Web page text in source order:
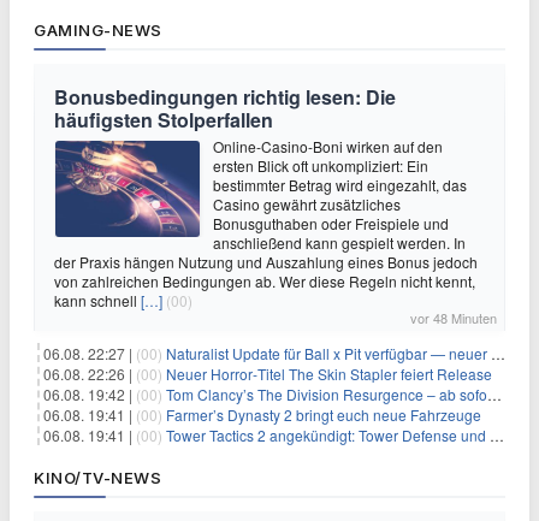
GAMING-NEWS
Bonusbedingungen richtig lesen: Die
häufigsten Stolperfallen
Online-Casino-Boni wirken auf den
ersten Blick oft unkompliziert: Ein
bestimmter Betrag wird eingezahlt, das
Casino gewährt zusätzliches
Bonusguthaben oder Freispiele und
anschließend kann gespielt werden. In
der Praxis hängen Nutzung und Auszahlung eines Bonus jedoch
von zahlreichen Bedingungen ab. Wer diese Regeln nicht kennt,
kann schnell […] (00)
vor 48 Minuten
06.08. 22:27 | (00) Naturalist Update für Ball x Pit verfügbar — neuer Content auf allen Plattformen
06.08. 22:26 | (00) Neuer Horror‑Titel The Skin Stapler feiert Release
06.08. 19:42 | (00) Tom Clancy’s The Division Resurgence – ab sofort für euch verfügbar
06.08. 19:41 | (00) Farmer’s Dynasty 2 bringt euch neue Fahrzeuge
06.08. 19:41 | (00) Tower Tactics 2 angekündigt: Tower Defense und Deckbuilding Kombo kehrt zurück
KINO/TV-NEWS